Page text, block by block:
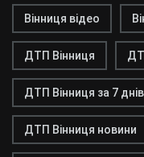
Вінниця відео
ДТП Вінниця
ДТП Вінниця за 7 днів
ДТП Вінниця новини